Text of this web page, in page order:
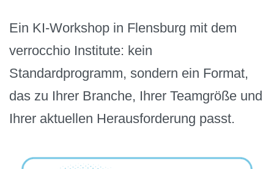
Ein KI-Workshop in Flensburg mit dem
verrocchio Institute: kein
Standardprogramm, sondern ein Format,
das zu Ihrer Branche, Ihrer Teamgröße und
Ihrer aktuellen Herausforderung passt.